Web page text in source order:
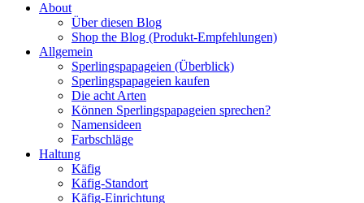
About
Über diesen Blog
Shop the Blog (Produkt-Empfehlungen)
Allgemein
Sperlingspapageien (Überblick)
Sperlingspapageien kaufen
Die acht Arten
Können Sperlingspapageien sprechen?
Namensideen
Farbschläge
Haltung
Käfig
Käfig-Standort
Käfig-Einrichtung